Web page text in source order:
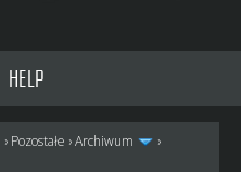
HELP
› Pozostałe ›Archiwum ›